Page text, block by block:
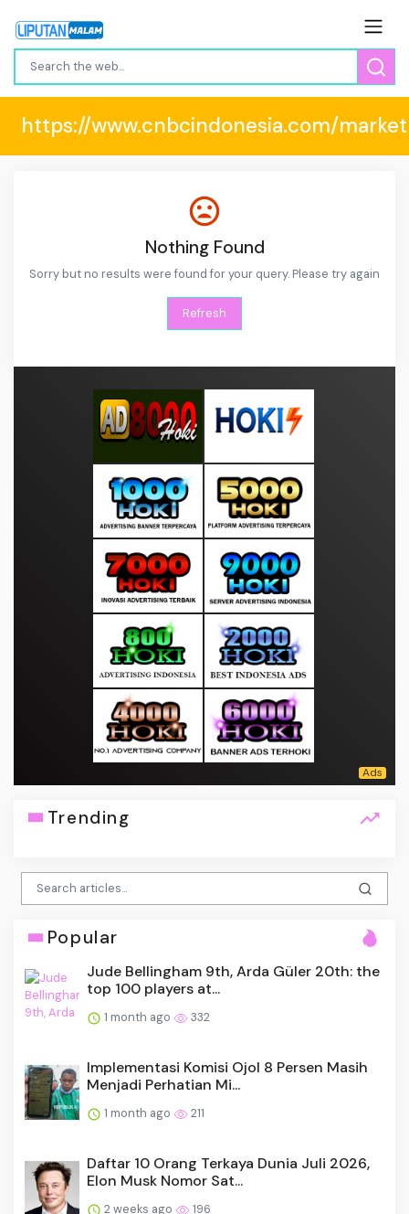
https://www.cnbcindonesia.com/market
Nothing Found
Sorry but no results were found for your query. Please try again
Refresh
Trending
Popular
Jude Bellingham 9th, Arda Güler 20th: the
top 100 players at...
1 month ago 332
Implementasi Komisi Ojol 8 Persen Masih
Menjadi Perhatian Mi...
1 month ago 211
Daftar 10 Orang Terkaya Dunia Juli 2026,
Elon Musk Nomor Sat...
2 weeks ago 196